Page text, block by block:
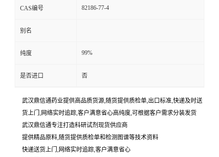
CAS编号 82186-77-4
别名
纯度 99%
是否进口 否
武汉鼎信通药业提供高品质货源,随货提供质检单,出口标准,快递及时送
货上门,网络实时追踪,客户满意省心高纯度,可根据客户需求分装发货
武汉鼎信通专注打造科研试剂现货供应商
提供精品原料,随货提供质检单和检测图谱等技术资料
快递送货上门,网络实时追踪,客户满意省心